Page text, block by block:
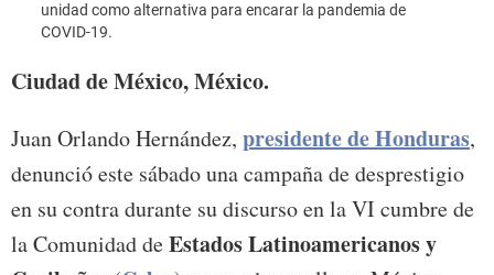
unidad como alternativa para encarar la pandemia de
COVID-19.
Ciudad de México, México.
Juan Orlando Hernández, presidente de Honduras,
denunció este sábado una campaña de desprestigio
en su contra durante su discurso en la VI cumbre de
la Comunidad deEstados Latinoamericanos y